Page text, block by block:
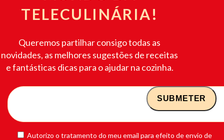
TELECULINÁRIA!
Queremos partilhar consigo todas as
novidades, as melhores sugestões de receitas
e fantásticas dicas para o ajudar na cozinha.
Autorizo o tratamento do meu email para efeito de envio de